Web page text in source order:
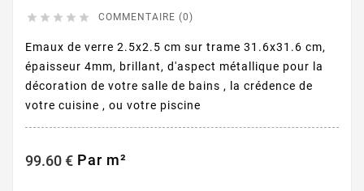
     COMMENTAIRE (0)
Emaux de verre 2.5x2.5 cm sur trame 31.6x31.6 cm,
épaisseur 4mm, brillant, d'aspect métallique pour la
décoration de votre salle de bains , la crédence de
votre cuisine , ou votre piscine
99.60 € Par m²